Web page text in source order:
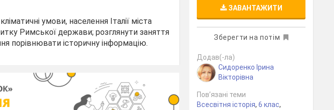
умови, населення Італії міста
Римської держави; розглянути заняття
порівнювати історичну інформацію.
ЗАВАНТАЖИТИ
Зберегти на потім
Додав(-ла)
Сидоренко Ірина
Вікторівна
Пов’язані теми
Всесвітня історія,6 клас,